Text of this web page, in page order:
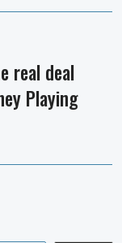
real deal
Playing